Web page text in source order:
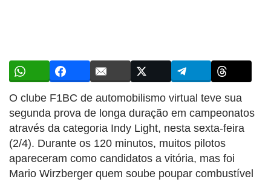
O clube F1BC de automobilismo virtual teve sua
segunda prova de longa duração em campeonatos
através da categoria Indy Light, nesta sexta-feira
(2/4). Durante os 120 minutos, muitos pilotos
apareceram como candidatos a vitória, mas foi
Mario Wirzberger quem soube poupar combustível